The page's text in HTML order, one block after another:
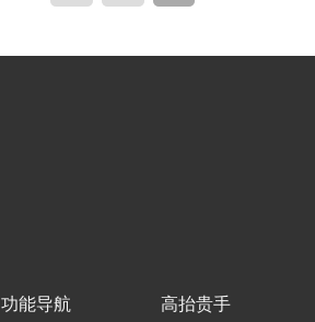
功能导航 高抬贵手